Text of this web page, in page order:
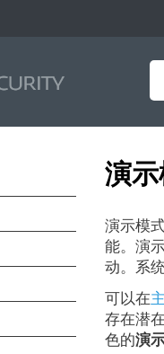
演
演示模
能。演
动。系
可以在
存在潜
色的演